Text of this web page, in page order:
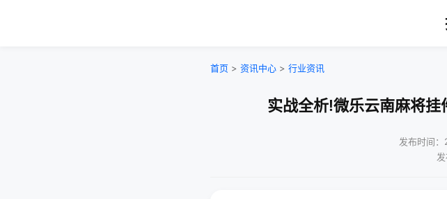
首页 > 资讯中心 > 行业资讯
实战全析!微乐云南麻将
发布时间